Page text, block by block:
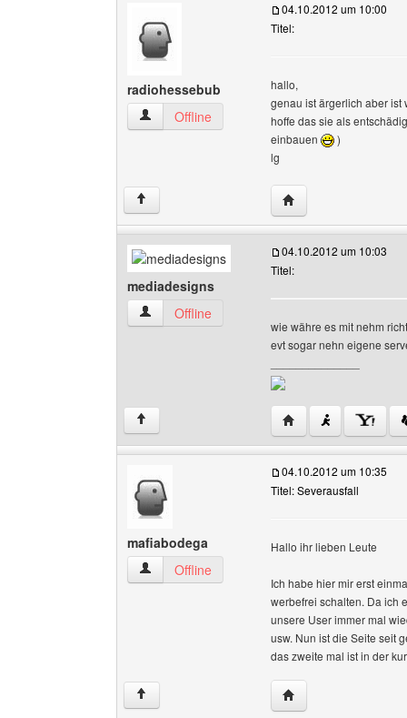
radiohessebub
radiohessebub Benutzer-Profile anzeigen
Offline
04.10.2012 um 10:00
Titel:
hallo,
genau ist ärgerlich aber
hoffe das sie als
einbauen
)
lg
↑ Website dieses
mediadesigns
mediadesigns Benutzer-Profile anzeigen
Offline
04.10.2012 um 10:03
Titel:
wie währe es mit nehm
evt sogar nehn eigene
↑ Website dieses
mafiabodega
mafiabodega Benutzer-Profile anzeigen
Offline
04.10.2012 um 10:35
Titel: Severausfall
Hallo ihr lieben Leute
Ich habe hier mir erst
werbefrei schalten. Da ich
unsere User immer mal
usw. Nun ist die Seite seit
das zweite mal ist in der
↑ Website dieses